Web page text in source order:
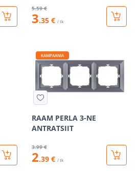
5.59 €
3.35 € / tk
KAMPAANIA
RAAM PERLA 3-NE
ANTRATSIIT
3.99 €
2.39 € / tk